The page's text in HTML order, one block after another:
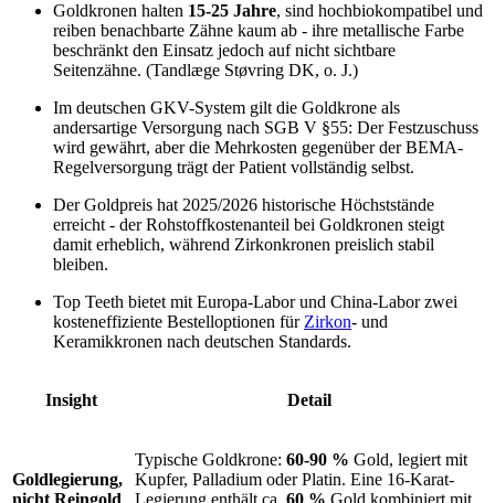
Goldkronen halten 15-25 Jahre, sind hochbiokompatibel und
reiben benachbarte Zähne kaum ab - ihre metallische Farbe
beschränkt den Einsatz jedoch auf nicht sichtbare
Seitenzähne. (Tandlæge Støvring DK, o. J.)
Im deutschen GKV-System gilt die Goldkrone als
andersartige Versorgung nach SGB V §55: Der Festzuschuss
wird gewährt, aber die Mehrkosten gegenüber der BEMA-
Regelversorgung trägt der Patient vollständig selbst.
Der Goldpreis hat 2025/2026 historische Höchststände
erreicht - der Rohstoffkostenanteil bei Goldkronen steigt
damit erheblich, während Zirkonkronen preislich stabil
bleiben.
Top Teeth bietet mit Europa-Labor und China-Labor zwei
kosteneffiziente Bestelloptionen für Zirkon- und
Keramikkronen nach deutschen Standards.
Insight Detail
Goldlegierung,
nicht Reingold
Typische Goldkrone: 60-90 % Gold, legiert mit
Kupfer, Palladium oder Platin. Eine 16-Karat-
Legierung enthält ca. 60 % Gold kombiniert mit